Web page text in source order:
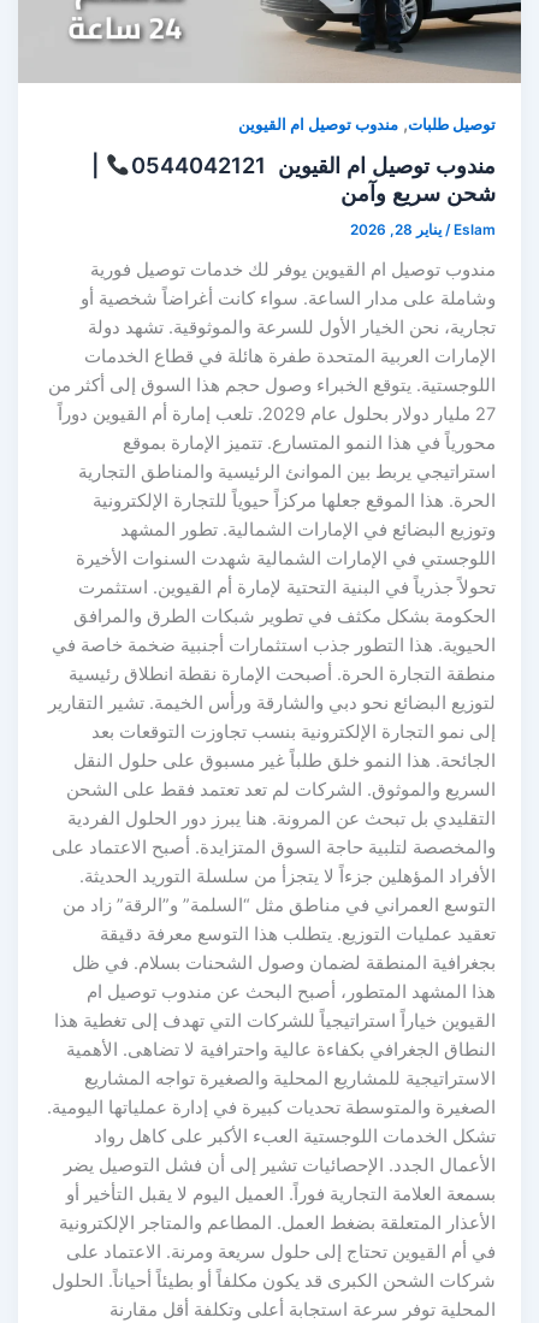
توصيل طلبات,مندوب توصيل ام القيوين
مندوب توصيل ام القيوين 0544042121
شحن سريع وآمن
Eslam
/يناير 28, 2026
مندوب توصيل ام القيوين يوفر لك خدمات توصيل فورية
وشاملة على مدار الساعة. سواء كانت أغراضاً شخصية أو
تجارية، نحن الخيار الأول للسرعة والموثوقية. تشهد دولة
الإمارات العربية المتحدة طفرة هائلة في قطاع الخدمات
اللوجستية. يتوقع الخبراء وصول حجم هذا السوق إلى أكثر من
27 مليار دولار بحلول عام 2029. تلعب إمارة أم القيوين دوراً
محورياً في هذا النمو المتسارع. تتميز الإمارة بموقع
استراتيجي يربط بين الموانئ الرئيسية والمناطق التجارية
الحرة. هذا الموقع جعلها مركزاً حيوياً للتجارة الإلكترونية
وتوزيع البضائع في الإمارات الشمالية. تطور المشهد
اللوجستي في الإمارات الشمالية شهدت السنوات الأخيرة
تحولاً جذرياً في البنية التحتية لإمارة أم القيوين. استثمرت
الحكومة بشكل مكثف في تطوير شبكات الطرق والمرافق
الحيوية. هذا التطور جذب استثمارات أجنبية ضخمة خاصة في
منطقة التجارة الحرة. أصبحت الإمارة نقطة انطلاق رئيسية
لتوزيع البضائع نحو دبي والشارقة ورأس الخيمة. تشير التقارير
إلى نمو التجارة الإلكترونية بنسب تجاوزت التوقعات بعد
الجائحة. هذا النمو خلق طلباً غير مسبوق على حلول النقل
السريع والموثوق. الشركات لم تعد تعتمد فقط على الشحن
التقليدي بل تبحث عن المرونة. هنا يبرز دور الحلول الفردية
والمخصصة لتلبية حاجة السوق المتزايدة. أصبح الاعتماد على
الأفراد المؤهلين جزءاً لا يتجزأ من سلسلة التوريد الحديثة.
التوسع العمراني في مناطق مثل “السلمة” و”الرقة” زاد من
تعقيد عمليات التوزيع. يتطلب هذا التوسع معرفة دقيقة
بجغرافية المنطقة لضمان وصول الشحنات بسلام. في ظل
هذا المشهد المتطور، أصبح البحث عن مندوب توصيل ام
القيوين خياراً استراتيجياً للشركات التي تهدف إلى تغطية هذا
النطاق الجغرافي بكفاءة عالية واحترافية لا تضاهى. الأهمية
الاستراتيجية للمشاريع المحلية والصغيرة تواجه المشاريع
الصغيرة والمتوسطة تحديات كبيرة في إدارة عملياتها اليومية.
تشكل الخدمات اللوجستية العبء الأكبر على كاهل رواد
الأعمال الجدد. الإحصائيات تشير إلى أن فشل التوصيل يضر
بسمعة العلامة التجارية فوراً. العميل اليوم لا يقبل التأخير أو
الأعذار المتعلقة بضغط العمل. المطاعم والمتاجر الإلكترونية
في أم القيوين تحتاج إلى حلول سريعة ومرنة. الاعتماد على
شركات الشحن الكبرى قد يكون مكلفاً أو بطيئاً أحياناً. الحلول
المحلية توفر سرعة استجابة أعلى وتكلفة أقل مقارنة